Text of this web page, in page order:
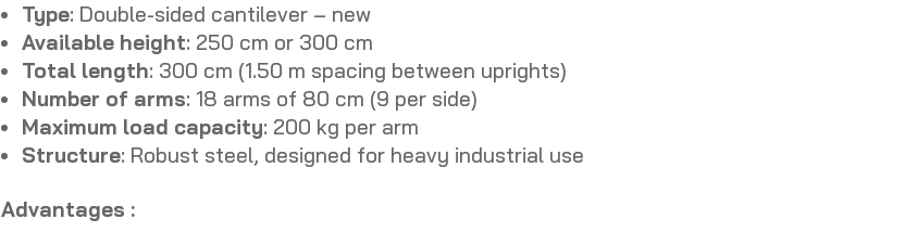
Type: Double-sided cantilever – new
Available height: 250 cm or 300 cm
Total length: 300 cm (1.50 m spacing between uprights)
Number of arms: 18 arms of 80 cm (9 per side)
Maximum load capacity: 200 kg per arm
Structure: Robust steel, designed for heavy industrial use
Advantages :